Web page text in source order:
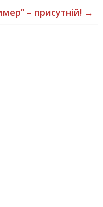
– присутній! →